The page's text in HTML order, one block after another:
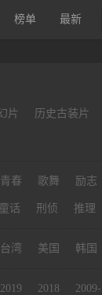
榜单 最新
片 历史古装片
青春 歌舞 励志
童话 刑侦 推理
台湾 美国 韩国
2019 2018